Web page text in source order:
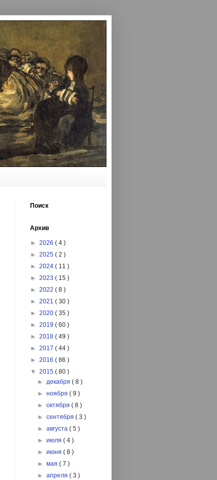
Поиск
Архив
► 2026 ( 4 )
► 2025 ( 2 )
► 2024 ( 11 )
► 2023 ( 15 )
► 2022 ( 8 )
► 2021 ( 30 )
► 2020 ( 35 )
► 2019 ( 60 )
► 2018 ( 49 )
► 2017 ( 44 )
► 2016 ( 86 )
▼ 2015 ( 80 )
►декабря( 8 )
►ноября( 9 )
►октября( 8 )
►сентября( 3 )
►августа( 5 )
►июля( 4 )
►июня( 8 )
►мая( 7 )
►апреля( 3 )